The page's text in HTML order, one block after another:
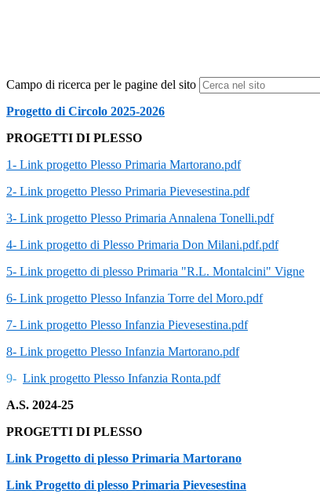
Campo di ricerca per le pagine del sito
Progetto di Circolo 2025-2026
PROGETTI DI PLESSO
1- Link progetto Plesso Primaria Martorano.pdf
2- Link progetto Plesso Primaria Pievesestina.pdf
3- Link progetto Plesso Primaria Annalena Tonelli.pdf
4- Link progetto di Plesso Primaria Don Milani.pdf.pdf
5- Link progetto di plesso Primaria "R.L. Montalcini" Vigne
6- Link progetto Plesso Infanzia Torre del Moro.pdf
7- Link progetto Plesso Infanzia Pievesestina.pdf
8- Link progetto Plesso Infanzia Martorano.pdf
9- Link progetto Plesso Infanzia Ronta.pdf
A.S. 2024-25
PROGETTI DI PLESSO
Link Progetto di plesso Primaria Martorano
Link Progetto di plesso Primaria Pievesestina